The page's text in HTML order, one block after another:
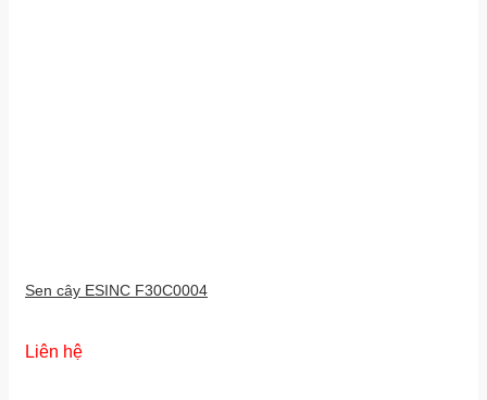
Sen cây ESINC F30C0004
Liên hệ